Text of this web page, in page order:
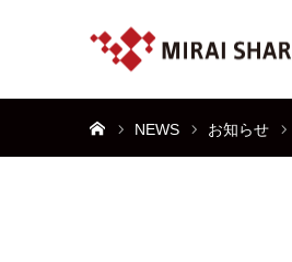
NEWS お知らせ